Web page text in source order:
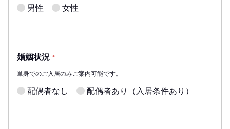
男性 女性
婚姻状況 *
単身でのご入居のみご案内可能です。
配偶者なし 配偶者あり（入居条件あり）